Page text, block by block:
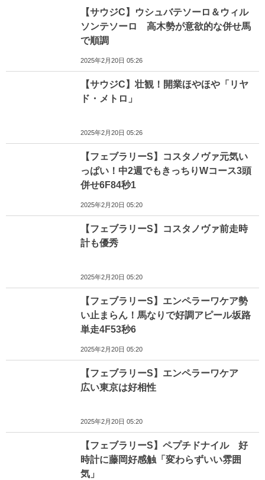
【サウジC】ウシュバテソーロ＆ウィル
ソンテソーロ 高木勢が意欲的な併せ馬
で順調
2025年2月20日 05:26
【サウジC】壮観！開業ほやほや「リヤ
ド・メトロ」
2025年2月20日 05:26
【フェブラリーS】コスタノヴァ元気い
っぱい！中2週でもきっちりWコース3頭
併せ6F84秒1
2025年2月20日 05:20
【フェブラリーS】コスタノヴァ前走時
計も優秀
2025年2月20日 05:20
【フェブラリーS】エンペラーワケア勢
い止まらん！馬なりで好調アピール坂路
単走4F53秒6
2025年2月20日 05:20
【フェブラリーS】エンペラーワケア
広い東京は好相性
2025年2月20日 05:20
【フェブラリーS】ペプチドナイル 好
時計に藤岡好感触「変わらずいい雰囲
気」